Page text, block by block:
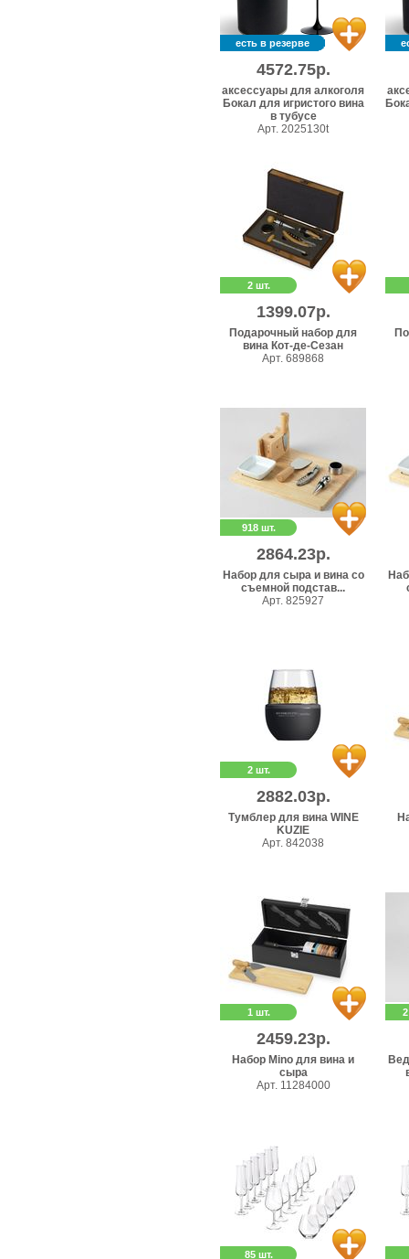
есть в резерве
4572.75р.
аксессуары для алкоголя
Бокал для игристого вина
в тубусе
Арт. 2025130t
2 шт.
1399.07р.
Подарочный набор для
вина Кот-де-Сезан
Арт. 689868
918 шт.
2864.23р.
Набор для сыра и вина со
съемной подстав...
Арт. 825927
2 шт.
2882.03р.
Тумблер для вина WINE
KUZIE
Арт. 842038
1 шт.
2459.23р.
Набор Mino для вина и
сыра
Арт. 11284000
85 шт.